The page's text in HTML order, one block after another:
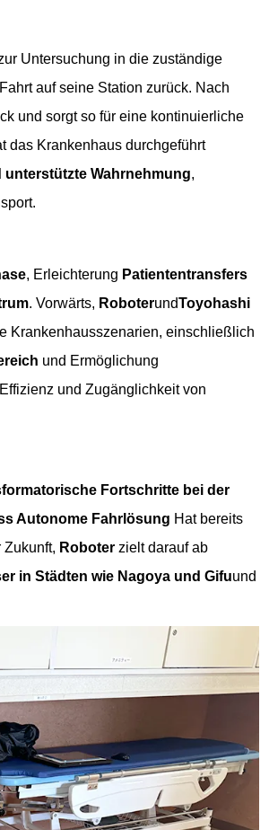
Untersuchung in die zuständige
auf seine Station zurück. Nach
und sorgt so für eine kontinuierliche
das Krankenhaus durchgeführt
Wahrnehmung,
, Erleichterung Patiententransfers
. Vorwärts, RoboterundToyohashi
Krankenhausszenarien, einschließlich
und Ermöglichung
und Zugänglichkeit von
Fortschritte bei der
Autonome Fahrlösung Hat bereits
Zukunft, Roboter zielt darauf ab
in Städten wie Nagoya und Gifuund